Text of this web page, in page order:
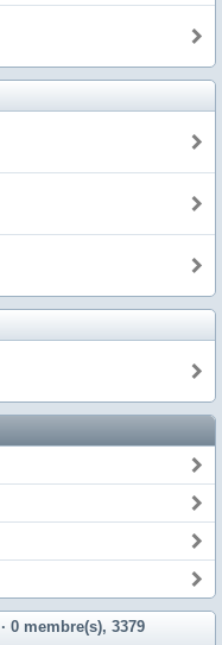
· 0 membre(s), 3379